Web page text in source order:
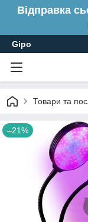
Відправка
Gipo
Товари та
–21%